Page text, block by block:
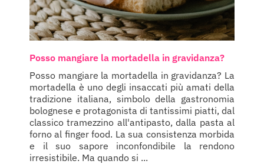
Posso mangiare la mortadella in gravidanza?
Posso mangiare la mortadella in gravidanza? La
mortadella è uno degli insaccati più amati della
tradizione italiana, simbolo della gastronomia
bolognese e protagonista di tantissimi piatti, dal
classico tramezzino all'antipasto, dalla pasta al
forno al finger food. La sua consistenza morbida
e il suo sapore inconfondibile la rendono
irresistibile. Ma quando si ...